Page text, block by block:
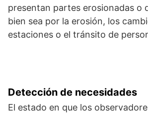
presentan partes erosionadas o
bien sea por la erosión, los
estaciones o el tránsito de
Detección de necesidades
El estado en que los